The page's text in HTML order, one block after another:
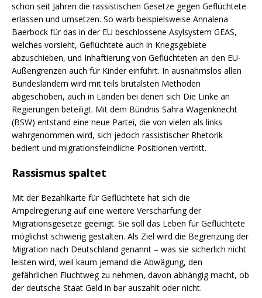
schon seit Jahren die rassistischen Gesetze gegen Geflüchtete
erlassen und umsetzen. So warb beispielsweise Annalena
Baerbock für das in der EU beschlossene Asylsystem GEAS,
welches vorsieht, Geflüchtete auch in Kriegsgebiete
abzuschieben, und Inhaftierung von Geflüchteten an den EU-
Außengrenzen auch für Kinder einführt. In ausnahmslos allen
Bundesländern wird mit teils brutalsten Methoden
abgeschoben, auch in Länden bei denen sich Die Linke an
Regierungen beteiligt. Mit dem Bündnis Sahra Wagenknecht
(BSW) entstand eine neue Partei, die von vielen als links
wahrgenommen wird, sich jedoch rassistischer Rhetorik
bedient und migrationsfeindliche Positionen vertritt.
Rassismus spaltet
Mit der Bezahlkarte für Geflüchtete hat sich die
Ampelregierung auf eine weitere Verschärfung der
Migrationsgesetze geeinigt. Sie soll das Leben für Geflüchtete
möglichst schwierig gestalten. Als Ziel wird die Begrenzung der
Migration nach Deutschland genannt – was sie sicherlich nicht
leisten wird, weil kaum jemand die Abwägung, den
gefährlichen Fluchtweg zu nehmen, davon abhängig macht, ob
der deutsche Staat Geld in bar auszahlt oder nicht.